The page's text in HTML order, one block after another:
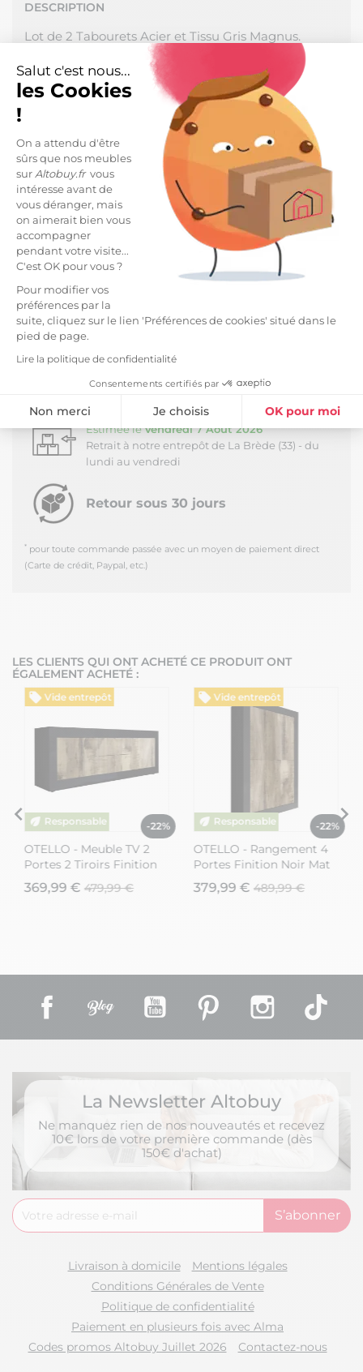
Salut c'est nous...
les Cookies
!
On a attendu d'être
sûrs que nos meubles
sur Altobuy.frvous
intéresse avant de
vous déranger, mais
on aimerait bien vous
accompagner
pendant votre visite...
C'est OK pour vous ?
Pour modifier vos
préférences par la
suite, cliquez sur le lien 'Préférences de cookies' situé dans le
pied de page.
Lire la politique de confidentialité
Consentements certifiés par
Non merci Je choisis OK pour moi
Axeptio consent
Plateforme de Gestion du Consentement : Personnalisez vos
Notre plateforme vous permet d'adapter et de gérer vos
DESCRIPTION
Lot de 2 Tabourets Acier et Tissu Gris Magnus.
Donnez une touche d'élégance à votre intérieur
avec cette gamme de tabourets modernes. Ils ne
passeront pas inaperçu avec leur piétement en
acier noir du plus bel effet, couplé au tissu
Piétement et structure en acier coloris noir.
Revêtement assise et dossier en tissu microfible
coloris gris.
Dimensions : 43 x 43 x H88-108cm.
Hauteur d'assise : 63-83cm.
Profondeur d'assise : 34cm.
LIVRAISON ET RETOURS
Livraison Standard -
Estimée à partir du
Corse
Retrait Dépôt (33650) - Gratuit
Estimée leVendredi 7 Août 2026
Retrait à notre entrepôt de La Brède (33) - du
lundi au vendredi
Retour sous 30 jours
* pour toute commande passée avec un moyen de paiement direct
(Carte de crédit, Paypal, etc.)
LES CLIENTS QUI ONT ACHETÉ CE PRODUIT ONT
ÉGALEMENT ACHETÉ :
Vide entrepôt
-22%
OTELLO - Meuble TV 2
Portes 2 Tiroirs Finition
Noir Mat et Aspect Bois
Antik
369,99 € 479,99 €
Vide entrepôt
-22%
OTELLO - Rangement 4
Portes Finition Noir Mat
et Aspect Bois Antik
379,99 € 489,99 €
Facebook YouTube Pinterest Instagram
La Newsletter Altobuy
Ne manquez rien de nos nouveautés et recevez
10€ lors de votre première commande (dès
150€ d'achat)
Livraison à domicile
Mentions légales
Conditions Générales de Vente
Politique de confidentialité
Paiement en plusieurs fois avec Alma
Codes promos Altobuy Juillet 2026
Contactez-nous